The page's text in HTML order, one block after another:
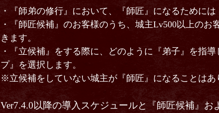
・『師弟の修行』において、『師匠』になるために
・『師匠候補』のお客様のうち、城主Lv500以上の
きます。
・『立候補』をする際に、どのように『弟子』を指
プ』を選択します。
※立候補をしていない城主が『師匠』になることはあ
Ver7.4.0以降の導入スケジュールと『師匠候補』